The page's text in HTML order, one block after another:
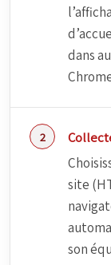
dans
site
son